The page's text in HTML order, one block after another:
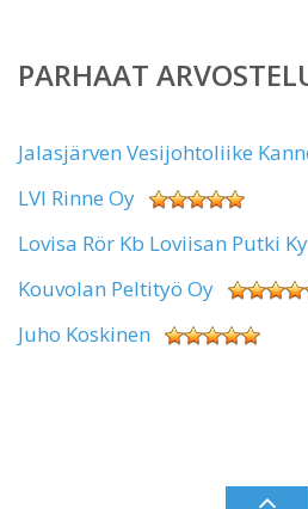
PARHAAT
Jalasjärven Vesijohtoliike
LVI Rinne Oy
Lovisa Rör Kb Loviisan Putki Ky
Kouvolan Peltityö Oy
Juho Koskinen